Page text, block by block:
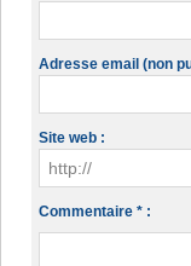
Adresse email (non
Site web :
Commentaire * :